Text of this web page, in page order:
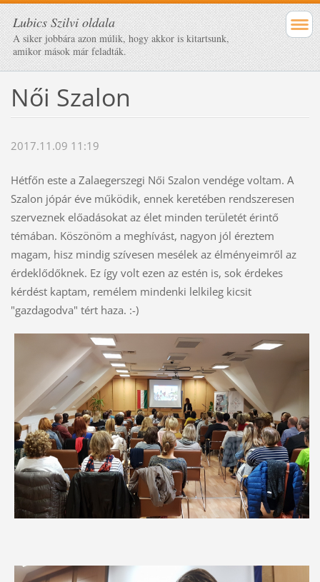
Lubics Szilvi oldala
A siker jobbára azon múlik, hogy akkor is kitartsunk,
amikor mások már feladták.
Női Szalon
2017.11.09 11:19
Hétfőn este a Zalaegerszegi Női Szalon vendége voltam. A
Szalon jópár éve működik, ennek keretében rendszeresen
szerveznek előadásokat az élet minden területét érintő
témában. Köszönöm a meghívást, nagyon jól éreztem
magam, hisz mindig szívesen mesélek az élményeimről az
érdeklődőknek. Ez így volt ezen az estén is, sok érdekes
kérdést kaptam, remélem mindenki lelkileg kicsit
"gazdagodva" tért haza. :-)